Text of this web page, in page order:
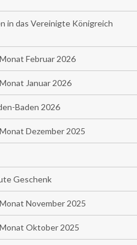
in das Vereinigte Königreich
Februar 2026
Januar 2026
Baden 2026
Dezember 2025
Geschenk
November 2025
Oktober 2025